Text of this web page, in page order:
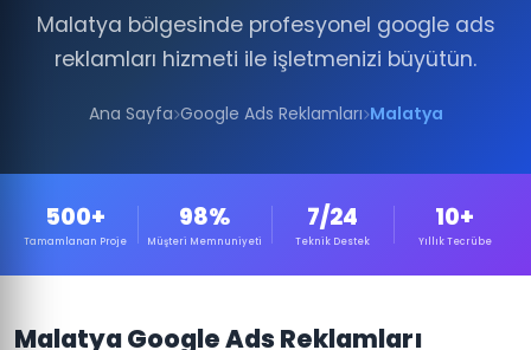
Malatya bölgesinde profesyonel google ads
reklamları hizmeti ile işletmenizi büyütün.
Ana Sayfa Google Ads Reklamları Malatya
500+
Tamamlanan Proje
98%
Müşteri Memnuniyeti
7/24
Teknik Destek
10+
Yıllık Tecrübe
Malatya Google Ads Reklamları